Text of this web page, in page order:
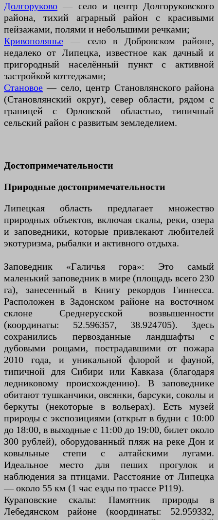
Долгоруково — село и центр Долгоруковского
района, тихий аграрный район с красивыми
пейзажами, полями и небольшими речками;
Кривополянье — село в Добровском районе,
недалеко от Липецка, известное как дачный и
пригородный населённый пункт с активной
застройкой коттеджами;
Становое — село, центр Становлянского района
(Становлянский округ), север области, рядом с
границей с Орловской областью, типичный
сельский район с развитым земледелием.
Достопримечательности
Природные достопримечательности
Липецкая область предлагает множество
природных объектов, включая скалы, реки, озера
и заповедники, которые привлекают любителей
экотуризма, рыбалки и активного отдыха.
Заповедник «Галичья гора»: Это самый
маленький заповедник в мире (площадь всего 230
га), занесенный в Книгу рекордов Гиннесса.
Расположен в Задонском районе на восточном
склоне Среднерусской возвышенности
(координаты: 52.596357, 38.924705). Здесь
сохранились первозданные ландшафты с
дубовыми рощами, пострадавшими от пожара
2010 года, и уникальной флорой и фауной,
типичной для Сибири или Кавказа (благодаря
ледниковому происхождению). В заповеднике
обитают тушканчики, овсянки, барсуки, соколы и
беркуты (некоторые в вольерах). Есть музей
природы с экспозициями (открыт в будни с 10:00
до 18:00, в выходные с 11:00 до 19:00, билет около
300 рублей), оборудованный пляж на реке Дон и
ковыльные степи с алтайскими лугами.
Идеальное место для пеших прогулок и
наблюдения за птицами. Расстояние от Липецка
— около 55 км (1 час езды по трассе Р119).
Кураповские скалы: Памятник природы в
Лебедянском районе (координаты: 52.959332,